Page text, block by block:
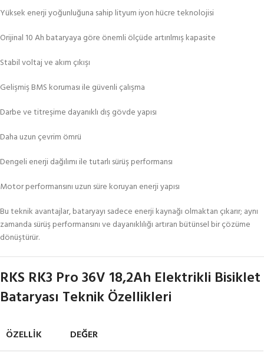
Yüksek enerji yoğunluğuna sahip lityum iyon hücre teknolojisi
Orijinal 10 Ah bataryaya göre önemli ölçüde artırılmış kapasite
Stabil voltaj ve akım çıkışı
Gelişmiş BMS koruması ile güvenli çalışma
Darbe ve titreşime dayanıklı dış gövde yapısı
Daha uzun çevrim ömrü
Dengeli enerji dağılımı ile tutarlı sürüş performansı
Motor performansını uzun süre koruyan enerji yapısı
Bu teknik avantajlar, bataryayı sadece enerji kaynağı olmaktan çıkarır; aynı
zamanda sürüş performansını ve dayanıklılığı artıran bütünsel bir çözüme
dönüştürür.
RKS RK3 Pro 36V 18,2Ah Elektrikli Bisiklet
Bataryası Teknik Özellikleri
ÖZELLIK DEĞER